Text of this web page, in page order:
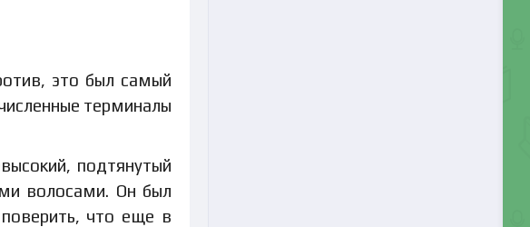
это был самый
терминалы
подтянутый
волосами. Он был
что еще в